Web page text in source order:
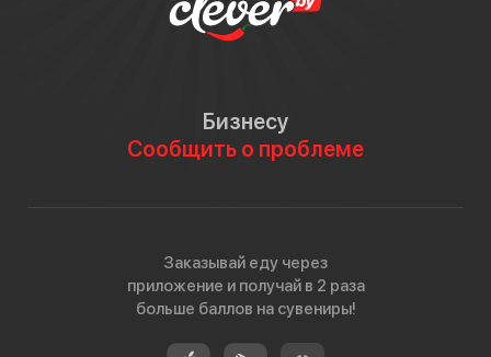
Бизнесу
Сообщить о проблеме
Заказывай еду через
приложение и получай в 2 раза
больше баллов на сувениры!